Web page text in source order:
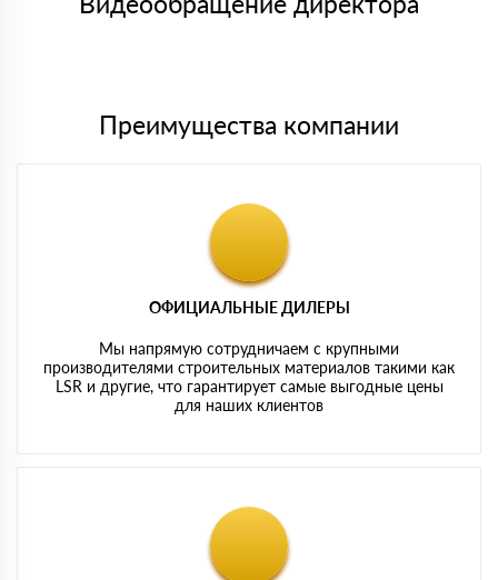
Преимущества компании
ОФИЦИАЛЬНЫЕ ДИЛЕРЫ
Мы напрямую сотрудничаем с крупными
производителями строительных материалов такими как
LSR и другие, что гарантирует самые выгодные цены
для наших клиентов